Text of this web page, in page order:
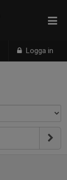
Logga in